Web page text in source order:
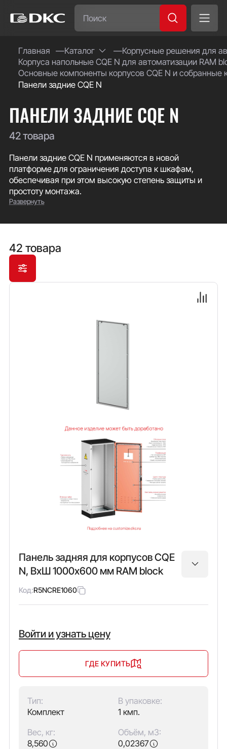
Главная Каталог
Корпусные решения для
Корпуса напольные CQE N для автоматизации RAM
Основные компоненты корпусов CQE N и собранные
Панели задние CQE N
ПАНЕЛИ ЗАДНИЕ CQE N
42 товара
Панели задние CQE N применяются в новой
платформе для ограничения доступа к шкафам,
обеспечивая при этом высокую степень защиты и
простоту монтажа.
CQE N - новая платформа для систем автоматизации,
систем управления, мониторинга, РЗА, телеметрии и
Развернуть
42 товара
Панель задняя для корпусов CQE
N, ВхШ 1000х600 мм RAM block
Код:R5NCRE1060
Войти и узнать цену
ГДЕ КУПИТЬ
Тип:
Комплект
В упаковке:
1 кмп.
Вес, кг:
8,560
Объём, м3:
0,02367
Часто ищут:
Специсполнение